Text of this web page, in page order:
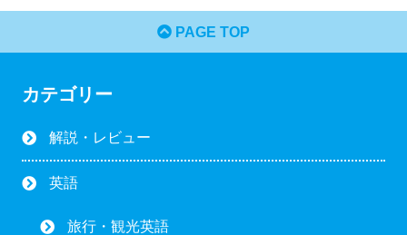
PAGE TOP
カテゴリー
解説・レビュー
英語
旅行・観光英語